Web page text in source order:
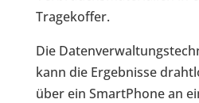
Tragekoffer.
Die
kann die Ergebnisse
über ein SmartPhone an